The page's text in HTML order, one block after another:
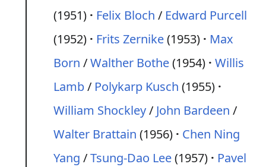
(1951)
Felix Bloch / Edward Purcell
(1952)
Frits Zernike(1953)
Max
Born /Walther Bothe(1954) Willis
Lamb/ Polykarp Kusch (1955)
William Shockley/ John Bardeen /
Walter Brattain (1956)
Chen Ning
Yang /Tsung-Dao Lee(1957)
Pavel